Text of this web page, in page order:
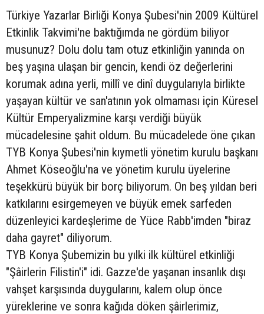
Türkiye Yazarlar Birliği Konya Şubesi'nin 2009 Kültürel
Etkinlik Takvimi'ne baktığımda ne gördüm biliyor
musunuz? Dolu dolu tam otuz etkinliğin yanında on
beş yaşına ulaşan bir gencin, kendi öz değerlerini
korumak adına yerli, millî ve dinî duygularıyla birlikte
yaşayan kültür ve san'atının yok olmaması için Küresel
Kültür Emperyalizmine karşı verdiği büyük
mücadelesine şahit oldum. Bu mücadelede öne çıkan
TYB Konya Şubesi'nin kıymetli yönetim kurulu başkanı
Ahmet Köseoğlu'na ve yönetim kurulu üyelerine
teşekkürü büyük bir borç biliyorum. On beş yıldan beri
katkılarını esirgemeyen ve büyük emek sarfeden
düzenleyici kardeşlerime de Yüce Rabb'imden "biraz
daha gayret" diliyorum.
TYB Konya Şubemizin bu yılki ilk kültürel etkinliği
"Şâirlerin Filistin'i" idi. Gazze'de yaşanan insanlık dışı
vahşet karşısında duygularını, kalem olup önce
yüreklerine ve sonra kağıda döken şâirlerimiz,